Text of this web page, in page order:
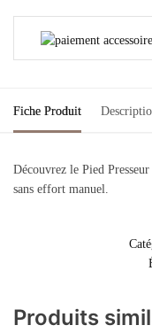
Fiche Produit
Découvrez le Pied
sans effort manuel.
Produits